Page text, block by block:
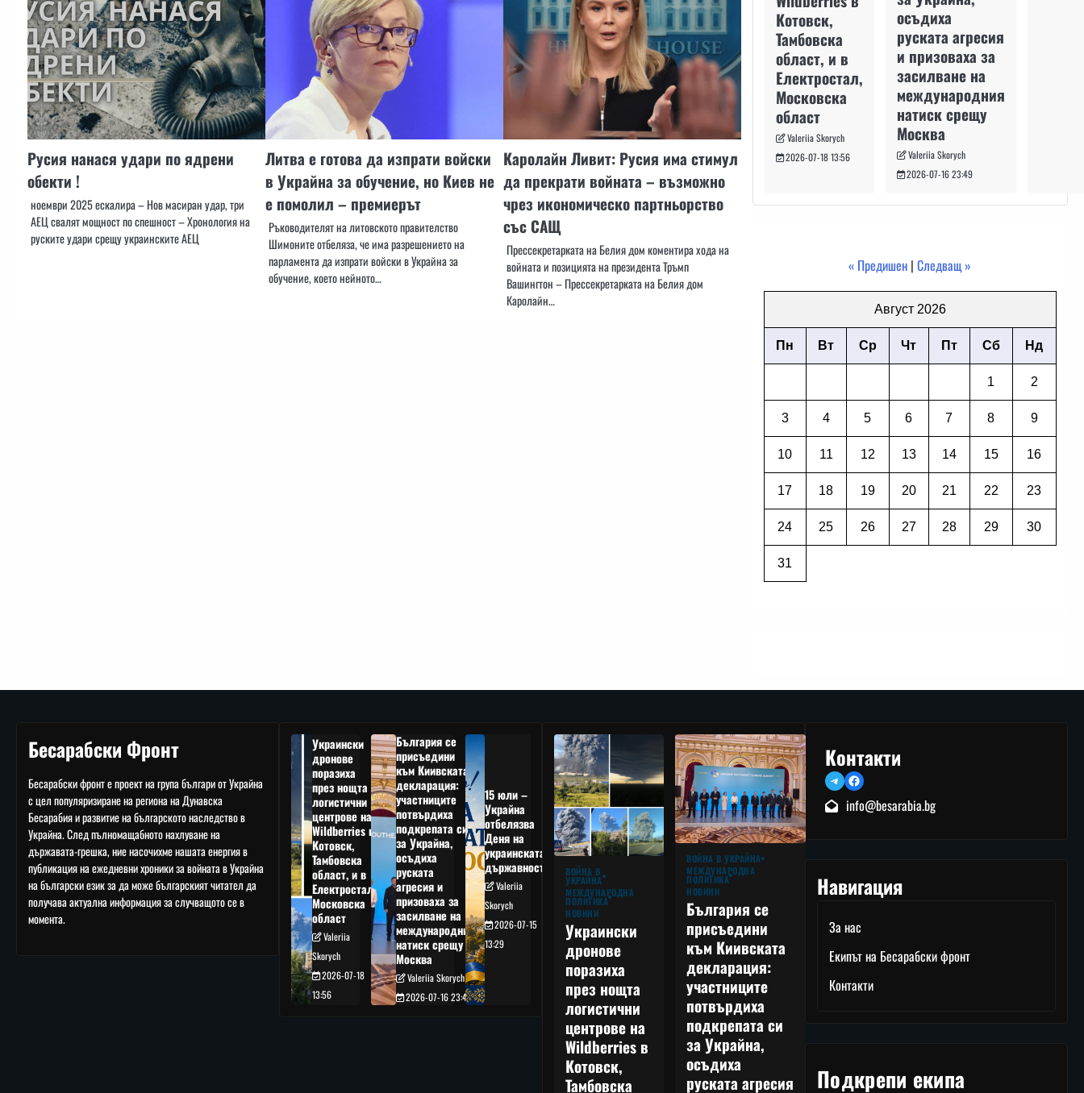
Русия нанася удари по ядрени
обекти !
ноември 2025 ескалира – Нов масиран удар, три
АЕЦ свалят мощност по спешност – Хронология на
руските удари срещу украинските АЕЦ
Литва е готова да изпрати войски
в Украйна за обучение, но Киев не
е помолил – премиерът
Ръководителят на литовското правителство
Шимоните отбеляза, че има разрешението на
парламента да изпрати войски в Украйна за
обучение, което нейното…
Каролайн Ливит: Русия има стимул
да прекрати войната – възможно
чрез икономическо партньорство
със САЩ
Прессекретарката на Белия дом коментира хода на
войната и позицията на президента Тръмп
Вашингтон – Прессекретарката на Белия дом
Каролайн…
Котовск,
Тамбовска
област, и в
Електростал,
Московска
област
Valeriia Skorych
2026-07-18 13:56
осъдиха
руската агресия
и призоваха за
засилване на
международния
натиск срещу
Москва
Valeriia Skorych
2026-07-16 23:49
« Предишен |Следващ »
Август 2026
Пн Вт Ср Чт Пт Сб Нд
1 2
3 4 5 6 7 8 9
10 11 12 13 14 15 16
17 18 19 20 21 22 23
24 25 26 27 28 29 30
31
Бесарабски Фронт
Бесарабски фронт е проект на група българи от Украйна
с цел популяризиране на региона на Дунавска
Бесарабия и развитие на българското наследство в
Украйна. След пълномащабното нахлуване на
държавата-грешка, ние насочихме нашата енергия в
публикация на ежедневни хроники за войната в Украйна
на български език за да може българският читател да
получава актуална информация за случващото се в
момента.
Украински
дронове
поразиха
през нощта
логистични
центрове на
Wildberries в
Котовск,
Тамбовска
област, и в
Електростал,
Московска
област
Valeriia
Skorych
2026-07-18
13:56
България се
присъедини
към Киивската
декларация:
участниците
потвърдиха
подкрепата си
за Украйна,
осъдиха
руската
агресия и
призоваха за
засилване на
международния
натиск срещу
Москва
Valeriia Skorych
2026-07-16 23:49
15 юли –
Украйна
отбелязва
Деня на
украинската
държавност
Valeriia
Skorych
2026-07-15
13:29
ВОЙНА В
УКРАЙНА
МЕЖДУНАРОДНА
ПОЛИТИКА
НОВИНИ
Украински
дронове
поразиха
през нощта
логистични
центрове на
Wildberries в
Котовск,
Тамбовска
ВОЙНА В УКРАЙНА
МЕЖДУНАРОДНА
ПОЛИТИКА
НОВИНИ
България се
присъедини
към Киивската
декларация:
участниците
потвърдиха
подкрепата си
за Украйна,
осъдиха
руската агресия
Контакти
TelegramFacebook
info@besarabia.bg
Навигация
За нас
Екипът на Бесарабски фронт
Контакти
Подкрепи екипа